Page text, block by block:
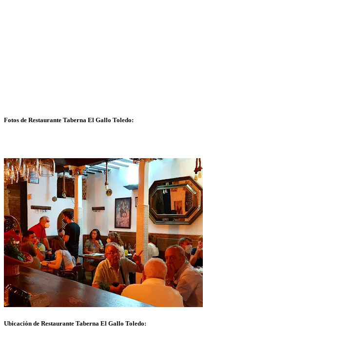
Fotos de Restaurante Taberna El Gallo Toledo:
Ubicación de Restaurante Taberna El Gallo Toledo: